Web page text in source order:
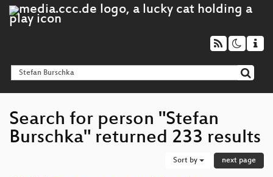
Search for person "Stefan
Burschka" returned 233 results
Sort by next page